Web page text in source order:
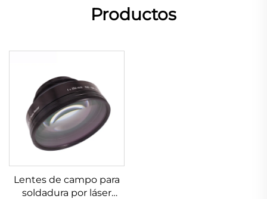
Productos
Lentes de campo para
soldadura por láser